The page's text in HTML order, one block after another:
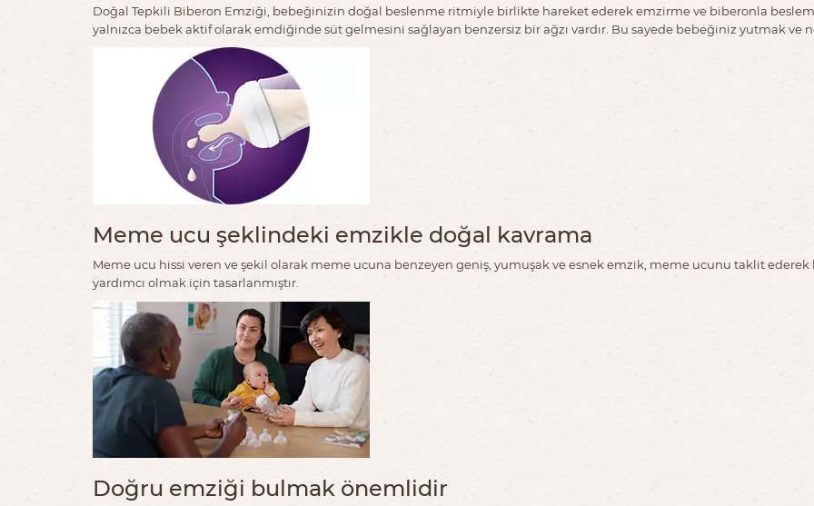
Doğal Tepkili Biberon Emziği, bebeğinizin doğal beslenme ritmiyle birlikte hareket ederek emzirme ve biberonla
yalnızca bebek aktif olarak emdiğinde süt gelmesini sağlayan benzersiz bir ağzı vardır. Bu sayede bebeğiniz yutmak ve
Meme ucu şeklindeki emzikle doğal kavrama
Meme ucu hissi veren ve şekil olarak meme ucuna benzeyen geniş, yumuşak ve esnek emzik, meme ucunu taklit
yardımcı olmak için tasarlanmıştır.
Doğru emziği bulmak önemlidir